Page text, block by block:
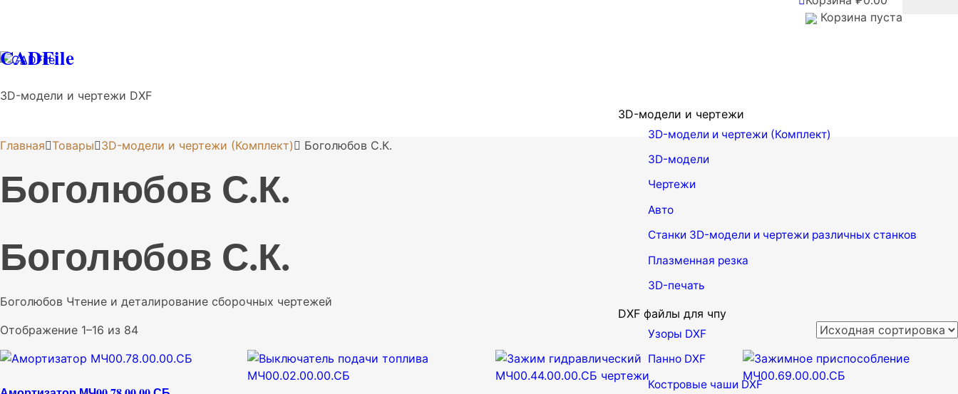
Корзина пуста
CADFile
3D-модели и чертежи DXF
3D-модели и чертежи
3D-модели и чертежи (Комплект)
3D-модели
Чертежи
Авто
Станки 3D-модели и чертежи различных станков
Плазменная резка
3D-печать
DXF файлы для чпу
Узоры DXF
Панно DXF
Костровые чаши DXF
Главная Товары 3D-модели и чертежи (Комплект) Боголюбов С.К.
Боголюбов С.К.
Боголюбов С.К.
Боголюбов Чтение и деталирование сборочных чертежей
Отображение 1–16 из 84